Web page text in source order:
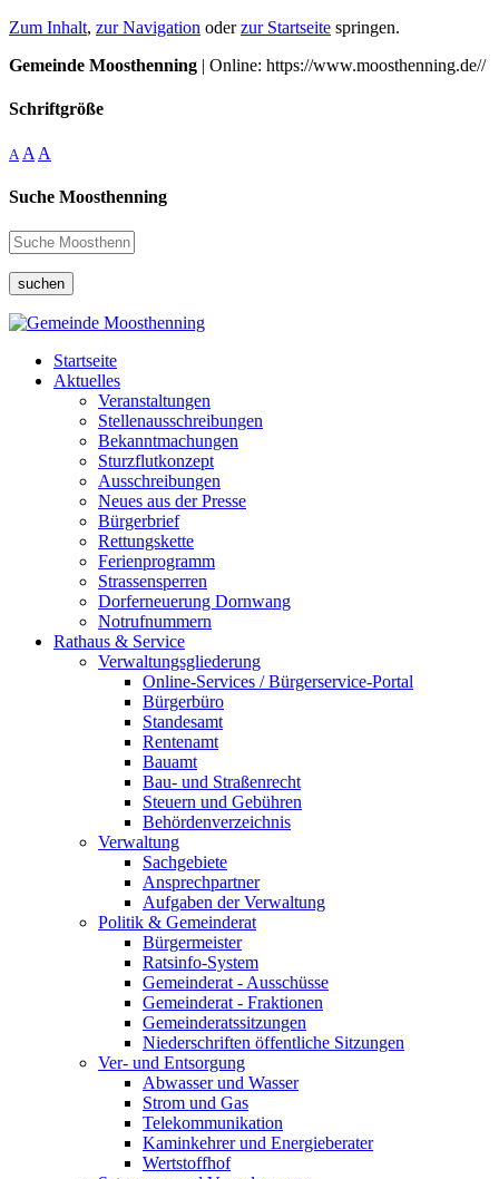
Zum Inhalt, zur Navigation oderzur Startseite springen.
Gemeinde Moosthenning | Online: https://www.moosthenning.de//
Schriftgröße
A A A
Suche Moosthenning
suchen
Startseite
Aktuelles
Veranstaltungen
Stellenausschreibungen
Bekanntmachungen
Sturzflutkonzept
Ausschreibungen
Neues aus der Presse
Bürgerbrief
Rettungskette
Ferienprogramm
Strassensperren
Dorferneuerung Dornwang
Notrufnummern
Rathaus & Service
Verwaltungsgliederung
Online-Services / Bürgerservice-Portal
Bürgerbüro
Standesamt
Rentenamt
Bauamt
Bau- und Straßenrecht
Steuern und Gebühren
Behördenverzeichnis
Verwaltung
Sachgebiete
Ansprechpartner
Aufgaben der Verwaltung
Politik & Gemeinderat
Bürgermeister
Ratsinfo-System
Gemeinderat - Ausschüsse
Gemeinderat - Fraktionen
Gemeinderatssitzungen
Niederschriften öffentliche Sitzungen
Ver- und Entsorgung
Abwasser und Wasser
Strom und Gas
Telekommunikation
Kaminkehrer und Energieberater
Wertstoffhof